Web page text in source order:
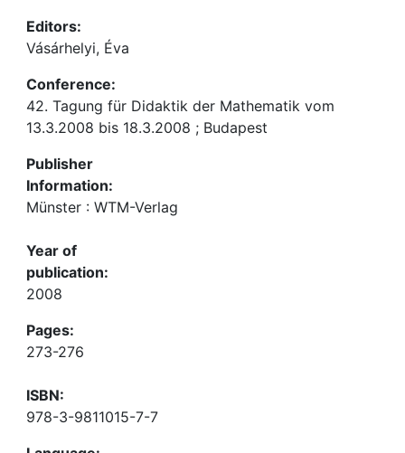
Editors:
Vásárhelyi, Éva
Conference:
42. Tagung für Didaktik der Mathematik vom
13.3.2008 bis 18.3.2008 ; Budapest
Publisher
Information:
Münster : WTM-Verlag
Year of
publication:
2008
Pages:
273-276
ISBN:
978-3-9811015-7-7